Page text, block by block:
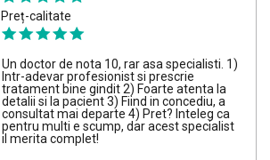
Preț-calitate
Un doctor de nota 10, rar asa specialisti. 1)
Intr-adevar profesionist si prescrie
tratament bine gindit 2) Foarte atenta la
detalii si la pacient 3) Fiind in concediu, a
consultat mai departe 4) Pret? Inteleg ca
pentru multi e scump, dar acest specialist
il merita complet!